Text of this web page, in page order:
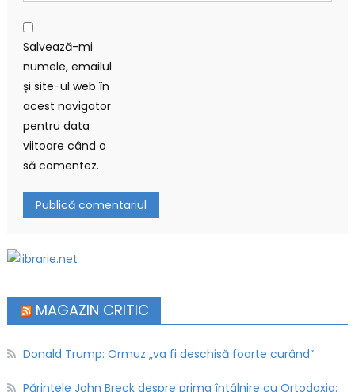
Salvează-mi
numele, emailul
și site-ul web în
acest navigator
pentru data
viitoare când o
să comentez.
MAGAZIN CRITIC
Donald Trump: Ormuz „va fi deschisă foarte curând”
Părintele John Breck despre prima întâlnire cu Ortodoxia: